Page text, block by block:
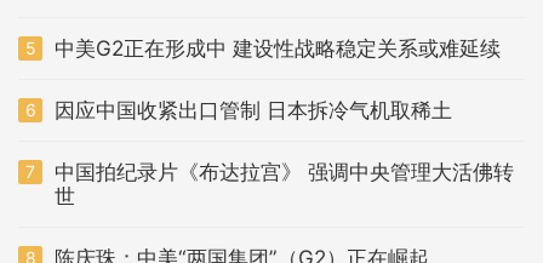
5 中美G2正在形成中 建设性战略稳定关系或难延续
6 因应中国收紧出口管制 日本拆冷气机取稀土
7
中国拍纪录片《布达拉宫》 强调中央管理大活佛转
世
8 陈庆珠：中美“两国集团”（G2）正在崛起